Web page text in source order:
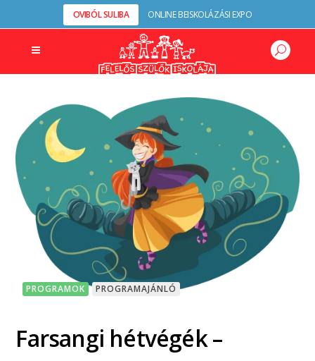
OVIBÓL SULIBA ONLINE BEISKOLÁZÁSI EXPO
PROGRAMOK PROGRAMAJÁNLÓ
Farsangi hétvégék –